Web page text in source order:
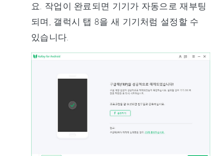
요. 작업이 완료되면 기기가 자동으로 재부팅
되며, 갤럭시 탭 8을 새 기기처럼 설정할 수
있습니다.